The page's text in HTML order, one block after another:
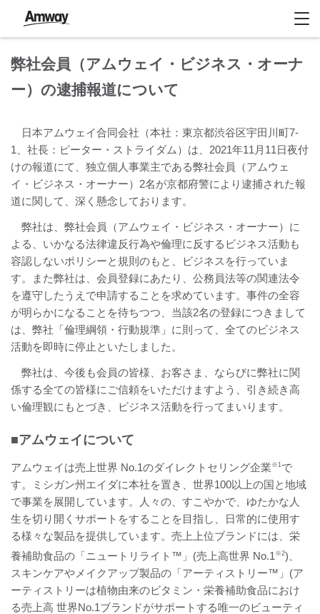
弊社会員（アムウェイ・ビジネス・オーナ
ー）の逮捕報道について
日本アムウェイ合同会社（本社：東京都渋谷区宇田川町7-
1、社長：ピーター・ストライダム）は、2021年11月11日夜付
けの報道にて、独立個人事業主である弊社会員（アムウェ
イ・ビジネス・オーナー）2名が京都府警により逮捕された報
道に関して、深く懸念しております。
弊社は、弊社会員（アムウェイ・ビジネス・オーナー）に
よる、いかなる法律違反行為や倫理に反するビジネス活動も
容認しないポリシーと規則のもと、ビジネスを行っていま
す。また弊社は、会員登録にあたり、公務員法等の関連法令
を遵守したうえで申請することを求めています。事件の全容
が明らかになることを待ちつつ、当該2名の登録につきまして
は、弊社「倫理綱領・行動規準」に則って、全てのビジネス
活動を即時に停止といたしました。
弊社は、今後も会員の皆様、お客さま、ならびに弊社に関
係する全ての皆様にご信頼をいただけますよう、引き続き高
い倫理観にもとづき、ビジネス活動を行ってまいります。
■アムウェイについて
アムウェイは売上世界 No.1のダイレクトセリング企業 ※1で
す。ミシガン州エイダに本社を置き、世界100以上の国と地域
で事業を展開しています。人々の、すこやかで、ゆたかな人
生を切り開くサポートをすることを目指し、日常的に使用す
る様々な製品を提供しています。売上上位ブランドには、栄
養補助食品の「ニュートリライト™」(売上高世界 No.1 ※2)、
スキンケアやメイクアップ製品の「アーティストリー™」(ア
ーティストリーは植物由来のビタミン・栄養補助食品におけ
る売上高 世界No.1ブランドがサポートする唯一のビューティ